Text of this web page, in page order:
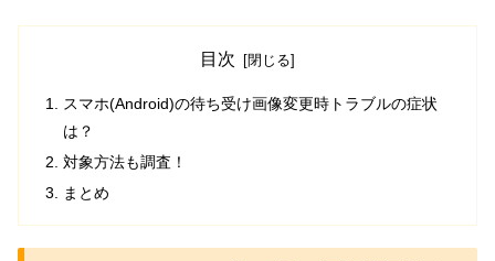
目次
スマホ(Android)の待ち受け画像変更時トラブルの症状
は？
対象方法も調査！
まとめ